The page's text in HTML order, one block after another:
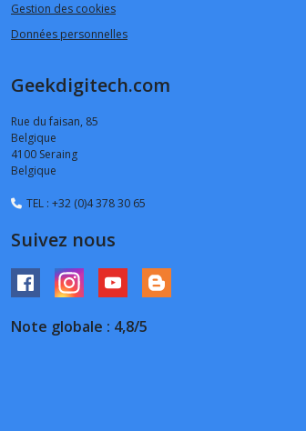
Gestion des cookies
Données personnelles
Geekdigitech.com
Rue du faisan, 85
Belgique
4100 Seraing
Belgique
TEL : +32 (0)4 378 30 65
Suivez nous
Note globale : 4,8/5